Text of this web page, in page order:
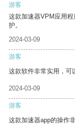
游客
这款加速器VPM应用
护。
2024-03-09
游客
这款软件非常实用，可
2024-03-09
游客
这款加速器app的操作